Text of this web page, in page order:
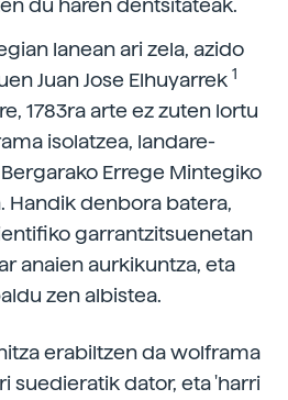
du haren dentsitateak.
lanean ari zela, azido
Juan Jose Elhuyarrek 1
1783ra arte ez zuten lortu
isolatzea, landare-
Errege Mintegiko
Handik denbora batera,
garrantzitsuenetan
anaien aurkikuntza, eta
zen albistea.
erabiltzen da wolframa
suedieratik dator, eta 'harri